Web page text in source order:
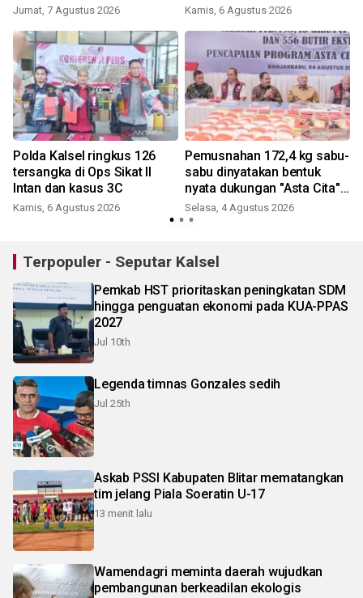
Jumat, 7 Agustus 2026 Kamis, 6 Agustus 2026
Polda Kalsel ringkus 126
tersangka di Ops Sikat II
Intan dan kasus 3C
Kamis, 6 Agustus 2026
Pemusnahan 172,4 kg sabu-
sabu dinyatakan bentuk
nyata dukungan "Asta Cita"
Presiden
Selasa, 4 Agustus 2026
Terpopuler - Seputar Kalsel
Pemkab HST prioritaskan peningkatan SDM
hingga penguatan ekonomi pada KUA-PPAS
2027
Jul 10th
Legenda timnas Gonzales sedih
Jul 25th
Askab PSSI Kabupaten Blitar mematangkan
tim jelang Piala Soeratin U-17
13 menit lalu
Wamendagri meminta daerah wujudkan
pembangunan berkeadilan ekologis